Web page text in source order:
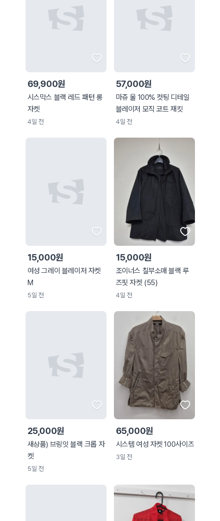
69,900원
시스막스 블랙 레드 패턴 롱
자켓
4일 전
57,000원
마쥬 울 100% 컷팅 디테일
블레이저 모직 코트 재킷
4일 전
15,000원
여성 그레이 블레이저 자켓
M
5일 전
15,000원
조이너스 칠부소매 블랙 루
즈핏 자켓 (55)
4일 전
25,000원
새상품) 브링잇 블랙 크롭 자
켓
5일 전
65,000원
시스템 여성 자켓 100사이즈
3일 전